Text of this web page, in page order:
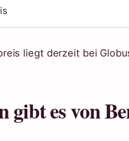
liegt derzeit bei
gibt es von